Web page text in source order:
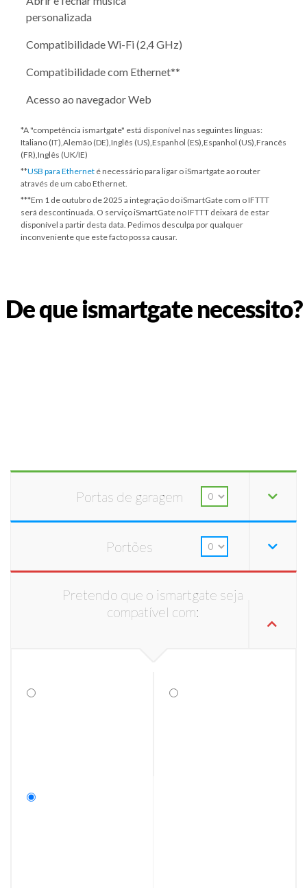
personalizada
Compatibilidade Wi-Fi (2,4 GHz)
Compatibilidade com Ethernet**
Acesso ao navegador Web
*A "competência ismartgate" está disponível nas seguintes línguas:
Italiano (IT),Alemão (DE),Inglês (US),Espanhol (ES),Espanhol (US),Francês
(FR),Inglês (UK/IE)
**USB para Ethernet é necessário para ligar o iSmartgate ao router
através de um cabo Ethernet.
***Em 1 de outubro de 2025 a integração do iSmartGate com o IFTTT
será descontinuada. O serviço iSmartGate no IFTTT deixará de estar
disponível a partir desta data. Pedimos desculpa por qualquer
inconveniente que este facto possa causar.
De que ismartgate necessito?
Portas de garagem
Portões
Pretendo que o ismartgate seja
compatível com: